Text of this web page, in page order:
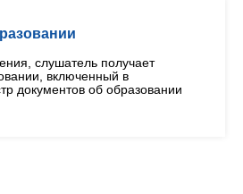
слушатель получает
включенный в
документов об образовании